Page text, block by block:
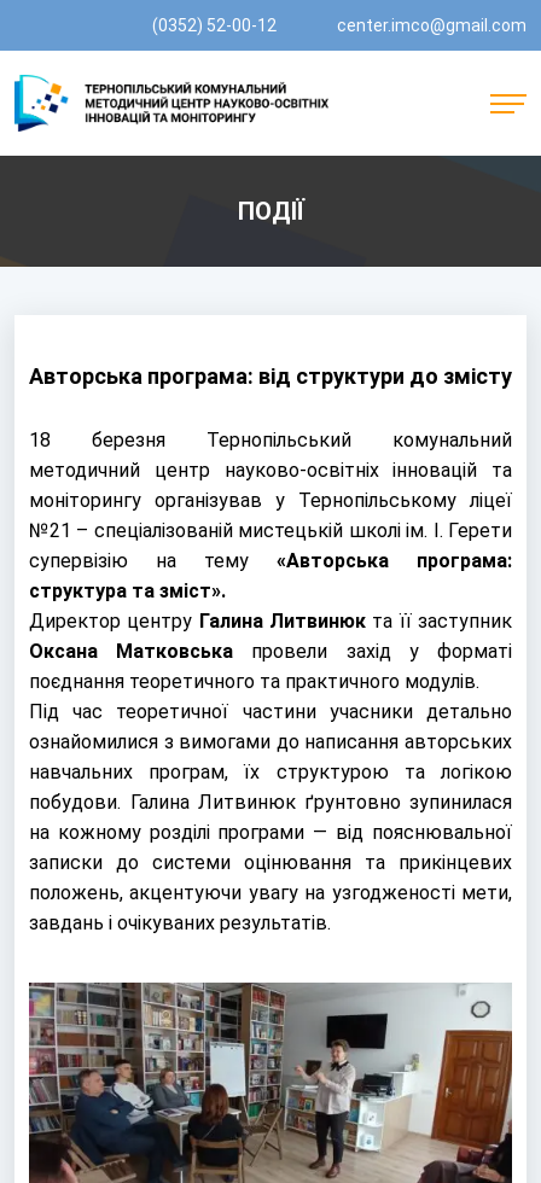
(0352) 52-00-12 center.imco@gmail.com
ПОДІЇ
Авторська програма: від структури до змісту
18 березня Тернопільський комунальний
методичний центр науково-освітніх інновацій та
моніторингу організував у Тернопільському ліцеї
№21 – спеціалізованій мистецькій школі ім. І. Герети
супервізію на тему «Авторська програма:
структура та зміст».
Директор центру Галина Литвинюк та її заступник
Оксана Матковська провели захід у форматі
поєднання теоретичного та практичного модулів.
Під час теоретичної частини учасники детально
ознайомилися з вимогами до написання авторських
навчальних програм, їх структурою та логікою
побудови. Галина Литвинюк ґрунтовно зупинилася
на кожному розділі програми — від пояснювальної
записки до системи оцінювання та прикінцевих
положень, акцентуючи увагу на узгодженості мети,
завдань і очікуваних результатів.